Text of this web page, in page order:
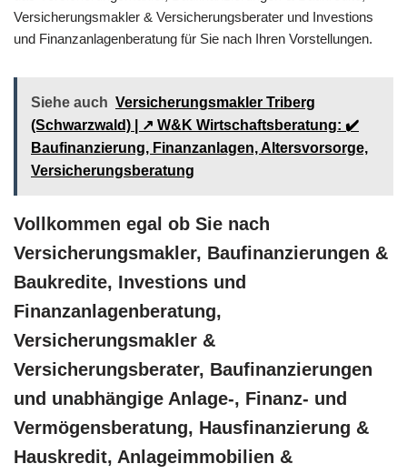
Versicherungsmakler & Versicherungsberater und Investions
und Finanzanlagenberatung für Sie nach Ihren Vorstellungen.
Siehe auch Versicherungsmakler Triberg
(Schwarzwald) | ↗️ W&K Wirtschaftsberatung: ✔️
Baufinanzierung, Finanzanlagen, Altersvorsorge,
Versicherungsberatung
Vollkommen egal ob Sie nach
Versicherungsmakler, Baufinanzierungen &
Baukredite, Investions und
Finanzanlagenberatung,
Versicherungsmakler &
Versicherungsberater, Baufinanzierungen
und unabhängige Anlage-, Finanz- und
Vermögensberatung, Hausfinanzierung &
Hauskredit, Anlageimmobilien &